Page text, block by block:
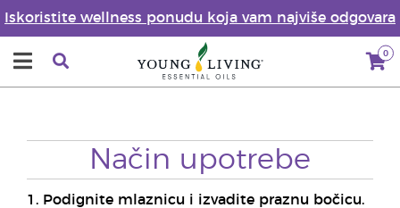
Iskoristite wellness ponudu koja vam najviše odgovara
0
Način upotrebe
1. Podignite mlaznicu i izvadite praznu bočicu.